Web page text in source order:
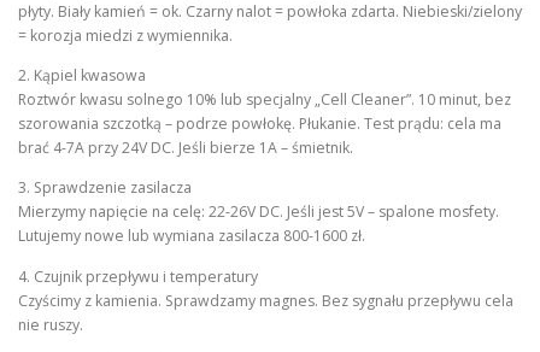
płyty. Biały kamień = ok. Czarny nalot = powłoka zdarta. Niebieski/zielony
= korozja miedzi z wymiennika.
2. Kąpiel kwasowa
Roztwór kwasu solnego 10% lub specjalny „Cell Cleaner”. 10 minut, bez
szorowania szczotką – podrze powłokę. Płukanie. Test prądu: cela ma
brać 4-7A przy 24V DC. Jeśli bierze 1A – śmietnik.
3. Sprawdzenie zasilacza
Mierzymy napięcie na celę: 22-26V DC. Jeśli jest 5V – spalone mosfety.
Lutujemy nowe lub wymiana zasilacza 800-1600 zł.
4. Czujnik przepływu i temperatury
Czyścimy z kamienia. Sprawdzamy magnes. Bez sygnału przepływu cela
nie ruszy.